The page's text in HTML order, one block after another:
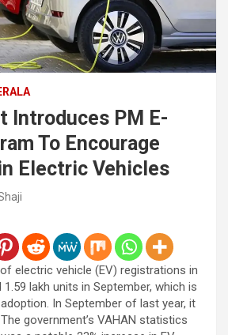
Introduces PM E-
To Encourage
Electric Vehicles
electric vehicle (EV) registrations in
lakh units in September, which is
In September of last year, it
government’s VAHAN statistics